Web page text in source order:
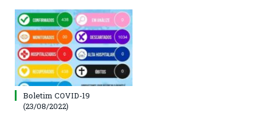
Boletim COVID-19
(23/08/2022)